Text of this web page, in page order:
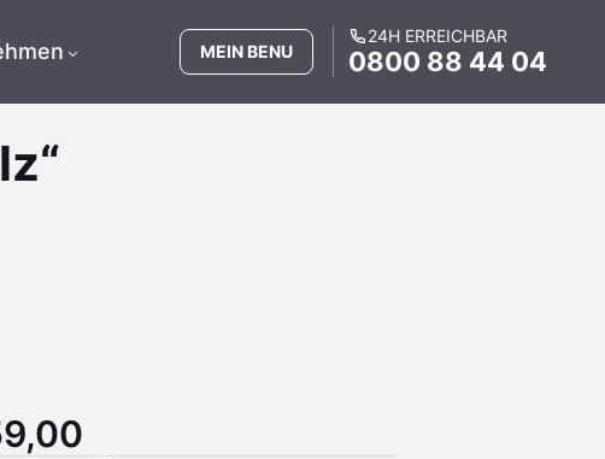
MEIN BENU
24H ERREICHBAR
0800 88 44 04